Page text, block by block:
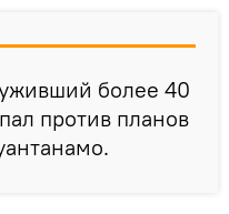
более 40
против планов